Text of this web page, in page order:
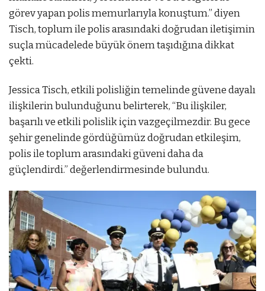
görev yapan polis memurlarıyla konuştum.” diyen
Tisch, toplum ile polis arasındaki doğrudan iletişimin
suçla mücadelede büyük önem taşıdığına dikkat
çekti.
Jessica Tisch, etkili polisliğin temelinde güvene dayalı
ilişkilerin bulunduğunu belirterek, “Bu ilişkiler,
başarılı ve etkili polislik için vazgeçilmezdir. Bu gece
şehir genelinde gördüğümüz doğrudan etkileşim,
polis ile toplum arasındaki güveni daha da
güçlendirdi.” değerlendirmesinde bulundu.